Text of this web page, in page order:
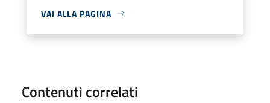
VAI ALLA PAGINA
Contenuti correlati